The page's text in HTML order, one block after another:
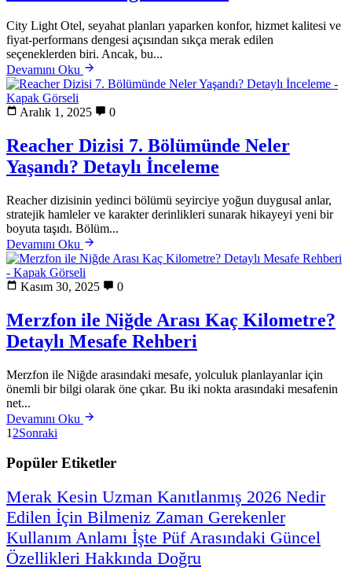
City Light Otel, seyahat planları yaparken konfor, hizmet kalitesi ve
fiyat-performans dengesi açısından sıkça merak edilen
seçeneklerden biri. Ancak, bu...
Devamını Oku
Aralık 1, 2025 0
Reacher Dizisi 7. Bölümünde Neler
Yaşandı? Detaylı İnceleme
Reacher dizisinin yedinci bölümü seyirciye yoğun duygusal anlar,
stratejik hamleler ve karakter derinlikleri sunarak hikayeyi yeni bir
boyuta taşıdı. Bölüm...
Devamını Oku
Kasım 30, 2025 0
Merzfon ile Niğde Arası Kaç Kilometre?
Detaylı Mesafe Rehberi
Merzfon ile Niğde arasındaki mesafe, yolculuk planlayanlar için
önemli bir bilgi olarak öne çıkar. Bu iki nokta arasındaki mesafenin
net...
Devamını Oku
1 2Sonraki
Popüler Etiketler
Merak Kesin Uzman Kanıtlanmış 2026 Nedir
Edilen İçin Bilmeniz Zaman Gerekenler
Kullanım Anlamı İşte Püf Arasındaki Güncel
Özellikleri Hakkında Doğru